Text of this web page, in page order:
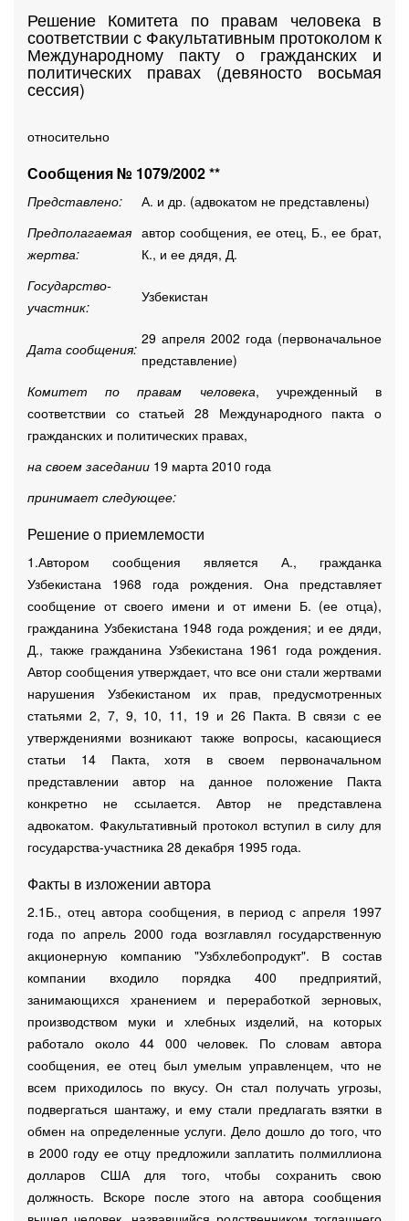
Решение Комитета по правам человека в
соответствии с Факультативным протоколом к
Международному пакту о гражданских и
политических правах (девяносто восьмая
сессия)
относительно
Сообщения № 1079/2002 **
Представлено:
А. и др. (адвокатом не представлены)
Предполагаемая
жертва:
автор сообщения, ее отец, Б., ее брат,
К., и ее дядя, Д.
Государство-
участник:
Узбекистан
Дата сообщения:
29 апреля 2002 года (первоначальное
представление)
Комитет по правам человека, учрежденный в
соответствии со статьей 28 Международного пакта о
гражданских и политических правах,
на своем заседании 19 марта 2010 года
принимает следующее:
Решение о приемлемости
1.Автором сообщения является А., гражданка
Узбекистана 1968 года рождения. Она представляет
сообщение от своего имени и от имени Б. (ее отца),
гражданина Узбекистана 1948 года рождения; и ее дяди,
Д., также гражданина Узбекистана 1961 года рождения.
Автор сообщения утверждает, что все они стали жертвами
нарушения Узбекистаном их прав, предусмотренных
статьями 2, 7, 9, 10, 11, 19 и 26 Пакта. В связи с ее
утверждениями возникают также вопросы, касающиеся
статьи 14 Пакта, хотя в своем первоначальном
представлении автор на данное положение Пакта
конкретно не ссылается. Автор не представлена
адвокатом. Факультативный протокол вступил в силу для
государства-участника 28 декабря 1995 года.
Факты в изложении автора
2.1Б., отец автора сообщения, в период с апреля 1997
года по апрель 2000 года возглавлял государственную
акционерную компанию "Узбхлебопродукт". В состав
компании входило порядка 400 предприятий,
занимающихся хранением и переработкой зерновых,
производством муки и хлебных изделий, на которых
работало около 44 000 человек. По словам автора
сообщения, ее отец был умелым управленцем, что не
всем приходилось по вкусу. Он стал получать угрозы,
подвергаться шантажу, и ему стали предлагать взятки в
обмен на определенные услуги. Дело дошло до того, что
в 2000 году ее отцу предложили заплатить полмиллиона
долларов США для того, чтобы сохранить свою
должность. Вскоре после этого на автора сообщения